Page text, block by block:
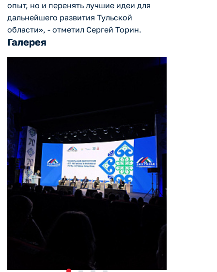
опыт, но и перенять лучшие идеи для
дальнейшего развития Тульской
области», - отметил Сергей Торин.
Галерея